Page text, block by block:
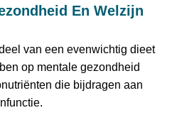
En Welzijn
van een evenwichtig dieet
op mentale gezondheid
die bijdragen aan